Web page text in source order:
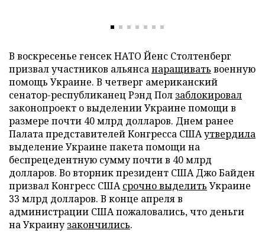
В воскресенье генсек НАТО Йенс Столтенберг
призвал участников альянсанаращивать военную
помощь Украине. В четверг американский
сенатор-республиканец Рэнд Пол заблокировал
законопроект о выделении Украине помощи в
размере почти 40 млрд долларов. Днем ранее
Палата представителей Конгресса СШАутвердила
выделение Украине пакета помощи на
беспрецедентную сумму почти в 40 млрд
долларов. Во вторник президент США Джо Байден
призвал Конгресс СШАсрочно выделить Украине
33 млрд долларов. В конце апреля в
администрации США пожаловались, что деньги
на Украинузакончились.